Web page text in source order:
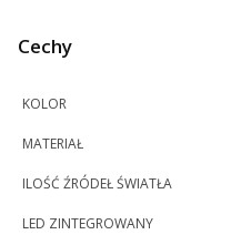
Cechy
KOLOR
MATERIAŁ
ILOŚĆ ŹRÓDEŁ ŚWIATŁA
LED ZINTEGROWANY